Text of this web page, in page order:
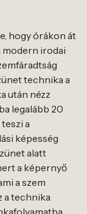
hogy órákon át
modern irodai
technika a
után nézz
legalább 20
a
képesség
alatt
a képernyő
a szem
a technika